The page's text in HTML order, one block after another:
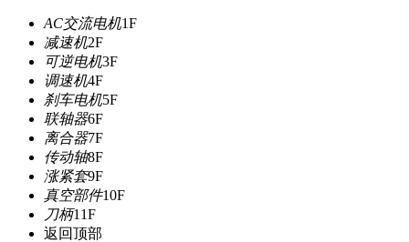
AC交流电机1F
减速机2F
可逆电机3F
调速机4F
刹车电机5F
联轴器6F
离合器7F
传动轴8F
涨紧套9F
真空部件10F
刀柄11F
返回顶部